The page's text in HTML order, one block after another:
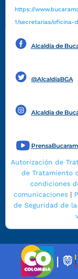
https://
1/secretarias/
Alcaldía de
@AlcaldíaBGA
Alcaldía de
Autorización de
de Tratamiento
condiciones
comunicaciones|
de Seguridad de
|